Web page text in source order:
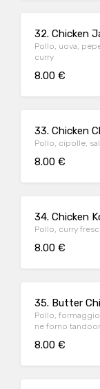
32. Chicken
Pollo, uova,
curry
8.00 €
33. Chicken
Pollo, cipolle,
8.00 €
34. Chicken
Pollo, curry
8.00 €
35. Butter
Pollo,
ne forno tandoor
8.00 €